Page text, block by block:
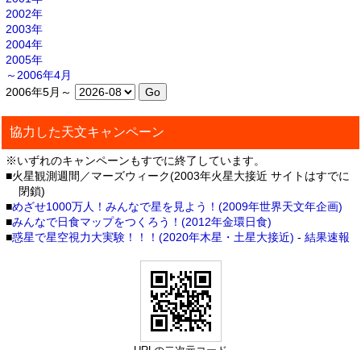
2002年
2003年
2004年
2005年
～2006年4月
2006年5月～
協力した天文キャンペーン
※いずれのキャンペーンもすでに終了しています。
■火星観測週間／マーズウィーク(2003年火星大接近 サイトはすでに
閉鎖)
■めざせ1000万人！みんなで星を見よう！(2009年世界天文年企画)
■みんなで日食マップをつくろう！(2012年金環日食)
■惑星で星空視力大実験！！！(2020年木星・土星大接近) - 結果速報